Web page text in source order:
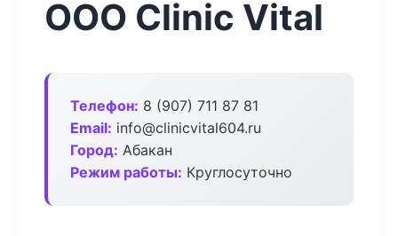
ООО Clinic Vital
Телефон: 8 (907) 711 87 81
Email: info@clinicvital604.ru
Город: Абакан
Режим работы: Круглосуточно